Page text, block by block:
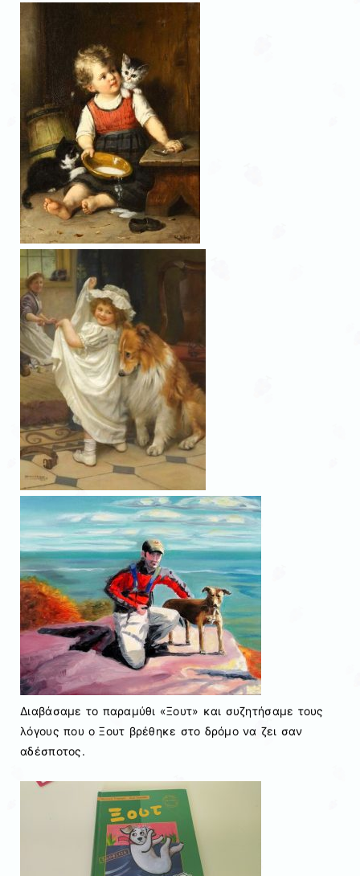
Διαβάσαμε το παραμύθι «Ξουτ» και συζητήσαμε τους
λόγους που ο Ξουτ βρέθηκε στο δρόμο να ζει σαν
αδέσποτος.